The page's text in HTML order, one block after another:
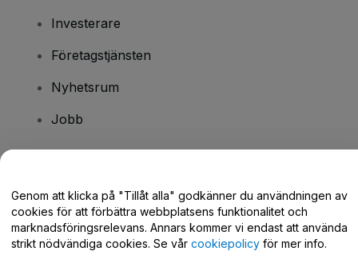
Investerare
Företagstjänsten
Nyhetsrum
Jobb
Hjälpcenter / Kontakta oss
Genom att klicka på "Tillåt alla" godkänner du användningen av
cookies för att förbättra webbplatsens funktionalitet och
marknadsföringsrelevans. Annars kommer vi endast att använda
strikt nödvändiga cookies. Se vår cookiepolicy för mer info.